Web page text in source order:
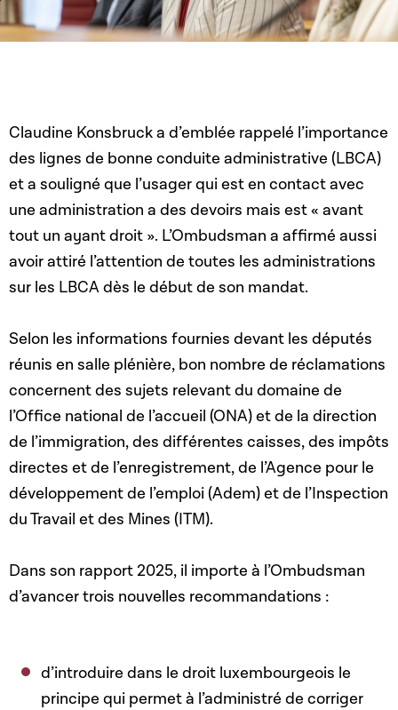
Claudine Konsbruck a d’emblée rappelé l’importance
des lignes de bonne conduite administrative (LBCA)
et a souligné que l’usager qui est en contact avec
une administration a des devoirs mais est « avant
tout un ayant droit ». L’Ombudsman a affirmé aussi
avoir attiré l’attention de toutes les administrations
sur les LBCA dès le début de son mandat.
Selon les informations fournies devant les députés
réunis en salle plénière, bon nombre de réclamations
concernent des sujets relevant du domaine de
l’Office national de l’accueil (ONA) et de la direction
de l’immigration, des différentes caisses, des impôts
directes et de l’enregistrement, de l’Agence pour le
développement de l’emploi (Adem) et de l’Inspection
du Travail et des Mines (ITM).
Dans son rapport 2025, il importe à l’Ombudsman
d’avancer trois nouvelles recommandations :
d’introduire dans le droit luxembourgeois le
principe qui permet à l’administré de corriger